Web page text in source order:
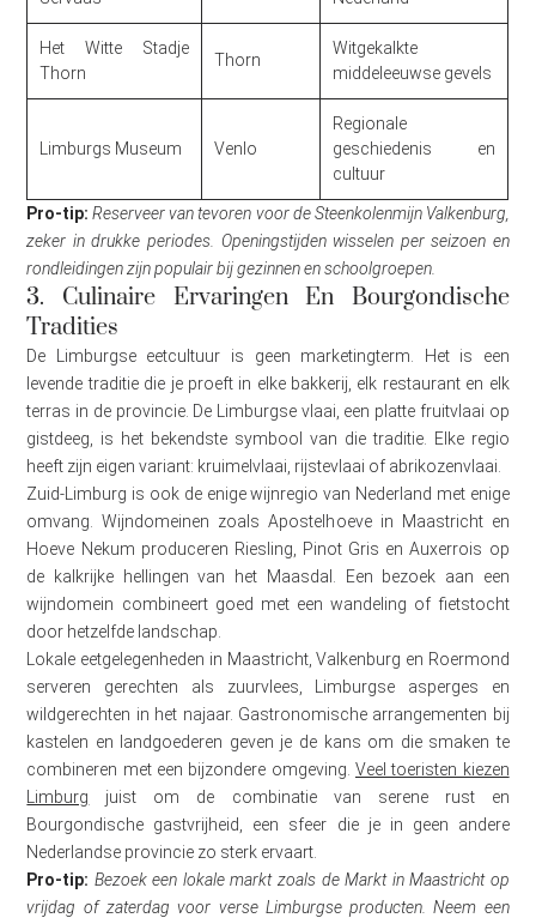
Het Witte Stadje
Thorn
Thorn
Witgekalkte
middeleeuwse gevels
Limburgs Museum Venlo
Regionale
geschiedenis en
cultuur
Pro-tip: Reserveer van tevoren voor de Steenkolenmijn Valkenburg,
zeker in drukke periodes. Openingstijden wisselen per seizoen en
rondleidingen zijn populair bij gezinnen en schoolgroepen.
3. Culinaire Ervaringen En Bourgondische
Tradities
De Limburgse eetcultuur is geen marketingterm. Het is een
levende traditie die je proeft in elke bakkerij, elk restaurant en elk
terras in de provincie. De Limburgse vlaai, een platte fruitvlaai op
gistdeeg, is het bekendste symbool van die traditie. Elke regio
heeft zijn eigen variant: kruimelvlaai, rijstevlaai of abrikozenvlaai.
Zuid-Limburg is ook de enige wijnregio van Nederland met enige
omvang. Wijndomeinen zoals Apostelhoeve in Maastricht en
Hoeve Nekum produceren Riesling, Pinot Gris en Auxerrois op
de kalkrijke hellingen van het Maasdal. Een bezoek aan een
wijndomein combineert goed met een wandeling of fietstocht
door hetzelfde landschap.
Lokale eetgelegenheden in Maastricht, Valkenburg en Roermond
serveren gerechten als zuurvlees, Limburgse asperges en
wildgerechten in het najaar. Gastronomische arrangementen bij
kastelen en landgoederen geven je de kans om die smaken te
combineren met een bijzondere omgeving. Veel toeristen kiezen
Limburg juist om de combinatie van serene rust en
Bourgondische gastvrijheid, een sfeer die je in geen andere
Nederlandse provincie zo sterk ervaart.
Pro-tip: Bezoek een lokale markt zoals de Markt in Maastricht op
vrijdag of zaterdag voor verse Limburgse producten. Neem een